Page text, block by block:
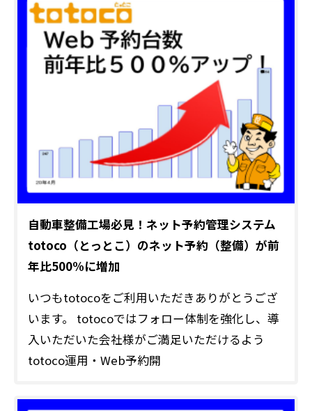
自動車整備工場必見！ネット予約管理システム
totoco（とっとこ）のネット予約（整備）が前
年比500%に増加
いつもtotocoをご利用いただきありがとうござ
います。 totocoではフォロー体制を強化し、導
入いただいた会社様がご満足いただけるよう
totoco運用・Web予約開